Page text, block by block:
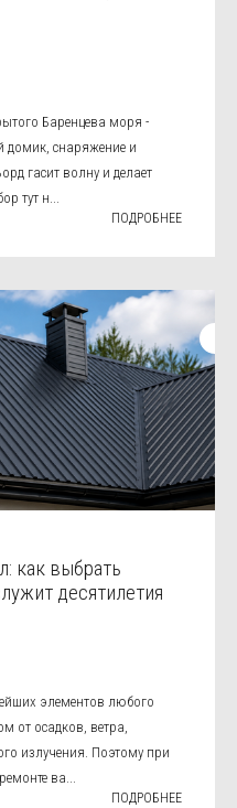
Баренцева моря -
домик, снаряжение и
гасит волну и делает
тут н...
ПОДРОБНЕЕ
как выбрать
десятилетия
элементов любого
от осадков, ветра,
излучения. Поэтому при
ва...
ПОДРОБНЕЕ